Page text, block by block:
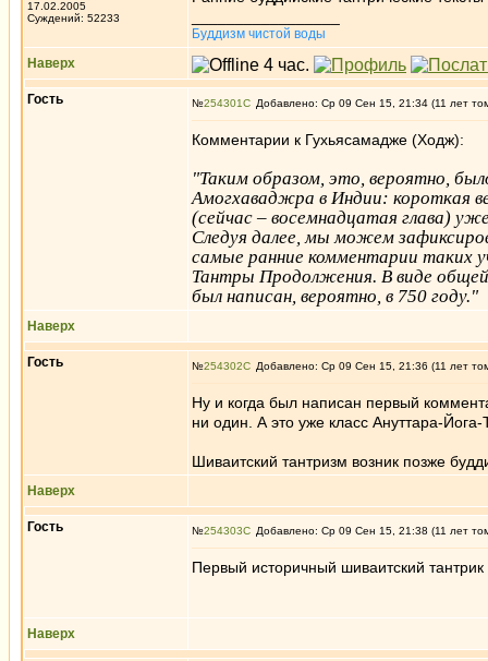
17.02.2005
Суждений: 52233
Буддизм чистой воды
Наверх
Гость №254301 Добавлено: Ср 09 Сен 15, 21:34 (11 лет
Комментарии к Гухьясамадже (Ходж):
"Таким образом, это, вероятно,
Амогхаваджра в Индии: короткая
(сейчас – восемнадцатая глава)
Следуя далее, мы можем
самые ранние комментарии таких
Тантры Продолжения. В виде
был написан, вероятно, в 750 году."
Наверх
Гость №254302 Добавлено: Ср 09 Сен 15, 21:36 (11 лет
Ну и когда был написан первый
ни один. А это уже класс Ануттара-
Шиваитский тантризм возник позже
Наверх
Гость №254303 Добавлено: Ср 09 Сен 15, 21:38 (11 лет
Первый историчный шиваитский
Наверх